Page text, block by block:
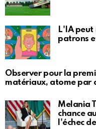
L'IA
patrons
Observer pour la
matériaux, atome par
Melania
chance
l'échec